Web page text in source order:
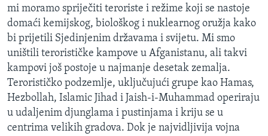
mi moramo spriječiti teroriste i režime koji se nastoje
domaći kemijskog, biološkog i nuklearnog oružja kako
bi prijetili Sjedinjenim državama i svijetu. Mi smo
uništili terorističke kampove u Afganistanu, ali takvi
kampovi još postoje u najmanje desetak zemalja.
Terorističko podzemlje, uključujući grupe kao Hamas,
Hezbollah, Islamic Jihad i Jaish-i-Muhammad operiraju
u udaljenim djunglama i pustinjama i kriju se u
centrima velikih gradova. Dok je najvidljivija vojna